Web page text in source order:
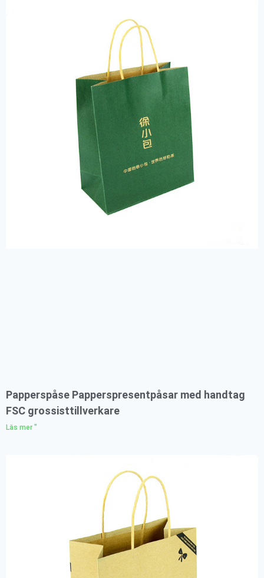
Papperspåse Papperspresentpåsar med handtag
FSC grossisttillverkare
Läs mer "